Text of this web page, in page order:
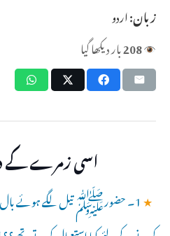
زبان:اردو
208بار دیکھا گیا
اسی زمرے کے
★ 1۔ حضورﷺ تیل لگے ہوئے بال